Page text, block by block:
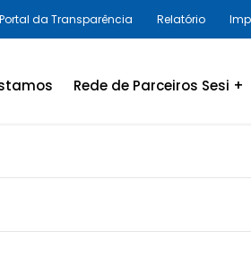
Portal da Transparência Relatório
Rede de Parceiros Sesi +